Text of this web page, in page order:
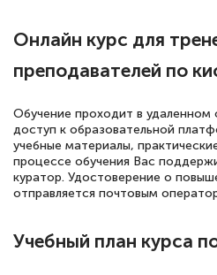
Знаток города 2
12 марта 2026
Спасибо большое
вежливое
понятно! Проходила
квалификации. Ещё
Онлайн курс для
преподавателей по
Обучение проходит в
доступ к образовательной
учебные материалы,
процессе обучения Вас
куратор. Удостоверение о
отправляется почтовым
Учебный план курса